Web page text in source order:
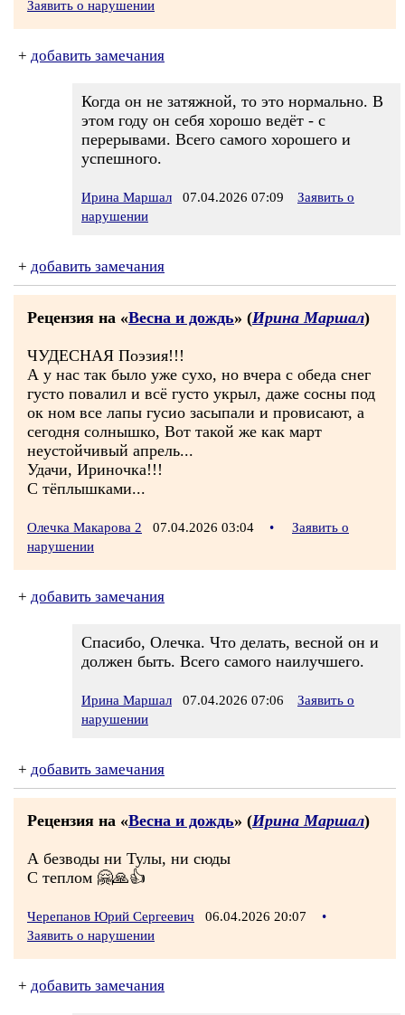
Заявить о нарушении
+ добавить замечания
Когда он не затяжной, то это нормально. В
этом году он себя хорошо ведёт - с
перерывами. Всего самого хорошего и
успешного.
Ирина Маршал 07.04.2026 07:09
Заявить о
нарушении
+ добавить замечания
Рецензия на «Весна и дождь» (Ирина Маршал)
ЧУДЕСНАЯ Поэзия!!!
А у нас так было уже сухо, но вчера с обеда снег
густо повалил и всё густо укрыл, даже сосны под
ок ном все лапы гусио засыпали и провисают, а
сегодня солнышко, Вот такой же как март
неустойчивый апрель...
Удачи, Ириночка!!!
С тёплышками...
Олечка Макарова 2 07.04.2026 03:04 •
Заявить о
нарушении
+ добавить замечания
Спасибо, Олечка. Что делать, весной он и
должен быть. Всего самого наилучшего.
Ирина Маршал 07.04.2026 07:06
Заявить о
нарушении
+ добавить замечания
Рецензия на «Весна и дождь» (Ирина Маршал)
А безводы ни Тулы, ни сюды
С теплом 🤗🙏👍
Черепанов Юрий Сергеевич 06.04.2026 20:07
•
Заявить о нарушении
+ добавить замечания